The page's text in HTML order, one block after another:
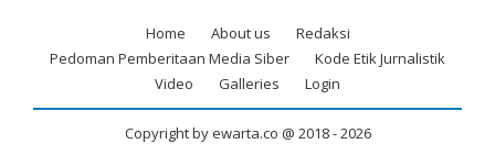
Footer
Home About us
Redaksi
Pedoman Pemberitaan Media Siber
Kode Etik Jurnalistik
Video
Galleries Login
Copyright by ewarta.co @ 2018 -2026